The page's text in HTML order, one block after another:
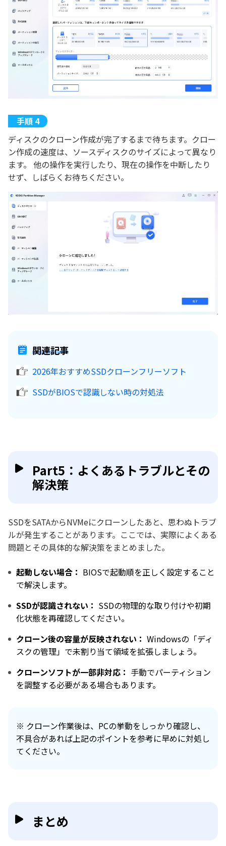
ディスクのクローン作成が完了するまで待ちます。クロー
ン作成の速度は、ソースディスクのサイズによって異なり
ます。 他の操作を実行したり、現在の操作を中断したり
せず、しばらくお待ちください。
関連記事
2026年おすすめSSDクローンフリーソフト
SSDがBIOSで認識しない時の対処法
Part5：よくあるトラブルとその
解決策
SSDをSATAからNVMeにクローンしたあと、思わぬトラブ
ルが発生することがあります。ここでは、実際によくある
問題とその具体的な解決策をまとめました。
起動しない場合： BIOSで起動順を正しく設定すること
で解決します。
SSDが認識されない： SSDの物理的な取り付けや初期
化状態を再確認してください。
クローン後の容量が反映されない： Windowsの「ディ
スクの管理」で未割り当て領域を拡張しましょう。
クローンソフトが一部非対応： 手動でパーティション
を調整する必要がある場合もあります。
※ クローン作業後は、PCの挙動をしっかり確認し、
不具合があれば上記のポイントを参考に早めに対処し
てください。
まとめ